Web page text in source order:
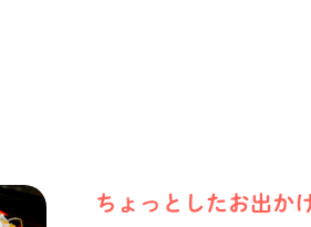
ちょっとしたお出か